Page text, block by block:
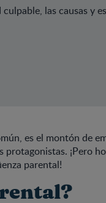
las causas y
es el montón de
protagonistas. ¡Pero
parental!